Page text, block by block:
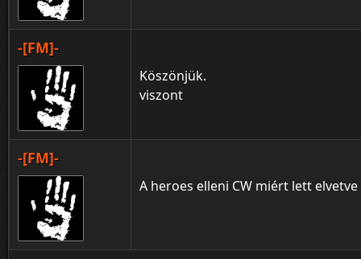
-[FM]-
Köszönjük.
viszont
-[FM]-
A heroes elleni CW miért lett elvetve